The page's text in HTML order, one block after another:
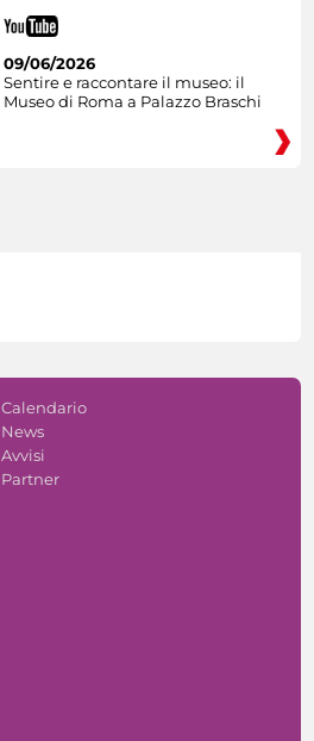
09/06/2026
Sentire e raccontare il museo: il
Museo di Roma a Palazzo Braschi
Calendario
News
Avvisi
Partner